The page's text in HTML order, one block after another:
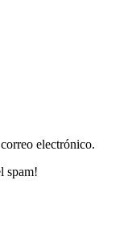
electrónico.
spam!